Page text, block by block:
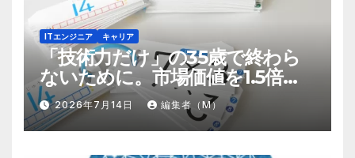
ITエンジニア キャリア
「技術力だけ」の35歳で終わら
ないために。市場価値を1.5倍に
する『プラスα』の掛け算
2026年7月14日 編集者（M）